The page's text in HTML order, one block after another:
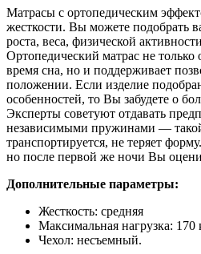
Матрасы с ортопедическим
жесткости. Вы можете подобрать
роста, веса, физической
Ортопедический матрас не только
время сна, но и поддерживает
положении. Если изделие
особенностей, то Вы забудете о
Эксперты советуют отдавать
независимыми пружинами —
транспортируется, не теряет
но после первой же ночи Вы
Дополнительные параметры:
Жесткость: средняя
Максимальная нагрузка: 170
Чехол: несъемный.